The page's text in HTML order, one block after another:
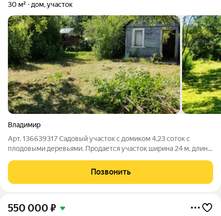
30 м² дом, участок
Владимир
Арт. 136639317 Садовый участок с домиком 4,23 соток с
плодовыми деревьями. Продается участок ширина 24 м, длина
круглогодичного дома. В
Позвонить
550 000 ₽